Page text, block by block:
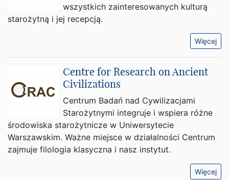
wszystkich zainteresowanych kulturą
starożytną i jej recepcją.
Więcej
Centre for Research on Ancient
Civilizations
Centrum Badań nad Cywilizacjami
Starożytnymi integruje i wspiera różne
środowiska starożytnicze w Uniwersytecie
Warszawskim. Ważne miejsce w działalności Centrum
zajmuje filologia klasyczna i nasz instytut.
Więcej